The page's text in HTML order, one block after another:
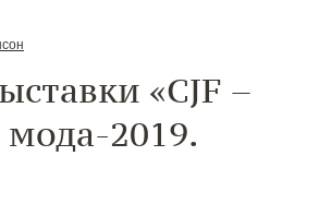
«СJF –
мода-2019.